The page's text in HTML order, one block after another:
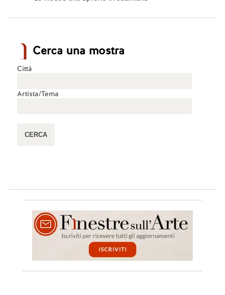
spesso scambia i beni culturali come semplice
alle disposizioni o a dove pagano di più.
nazionalismo...Il fatto è che proseguendo su
Rispondi 🤍0
7.Salvatore Piccolo 18/06/2023, 13:11
Io avrei mandato le opere di Capodimonte a
Parigi se il Louvre avesse mandato a Napoli la
Monna Lisa di leonardoa
Rispondi 🤍0
Cerca una mostra
Città
Artista/Tema